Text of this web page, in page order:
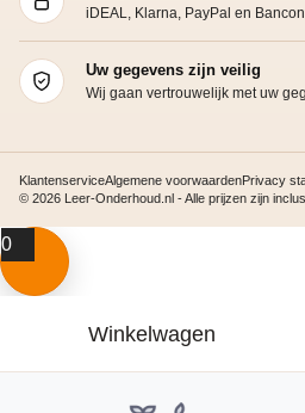
iDEAL, Klarna, PayPal en
Uw gegevens zijn veilig
Wij gaan vertrouwelijk met uw
KlantenserviceAlgemene voorwaardenPrivacy
© 2026 Leer-Onderhoud.nl - Alle prijzen zijn
0
Winkelwagen